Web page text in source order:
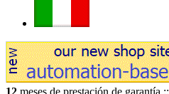
12 meses de prestación de garantía ::